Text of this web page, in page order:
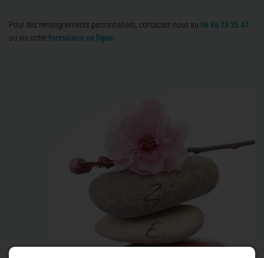
Pour des renseignements personnalisés, contactez-nous au 06 66 73 25 47
ou via notreformulaire en ligne.